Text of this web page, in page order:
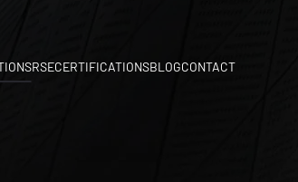
RSECERTIFICATIONSBLOGCONTACT